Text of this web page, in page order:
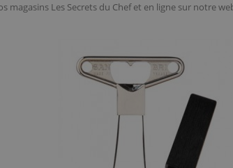
magasins Les Secrets du Chef et en ligne sur notre